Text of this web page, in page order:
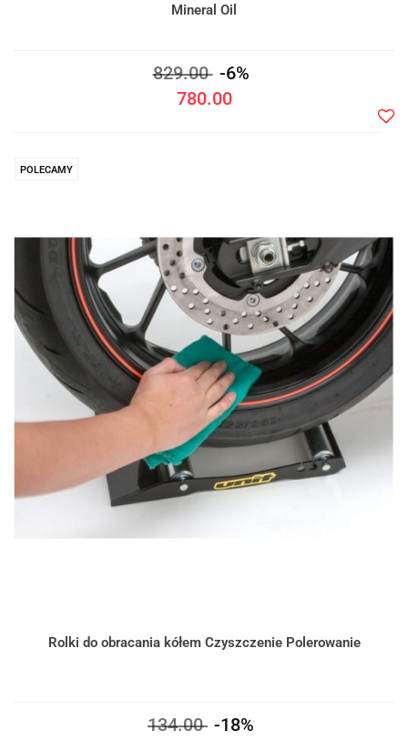
Mineral Oil
829.00 -6%
780.00
POLECAMY
Rolki do obracania kółem Czyszczenie Polerowanie
134.00 -18%